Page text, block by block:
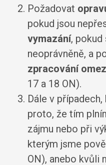
Požadovat
pokud jsou
vymazání, pokud
neoprávněně, a
zpracování
17 a 18 ON).
Dále v
proto, že tím
zájmu nebo při
kterým jsme
ON), anebo kvůli